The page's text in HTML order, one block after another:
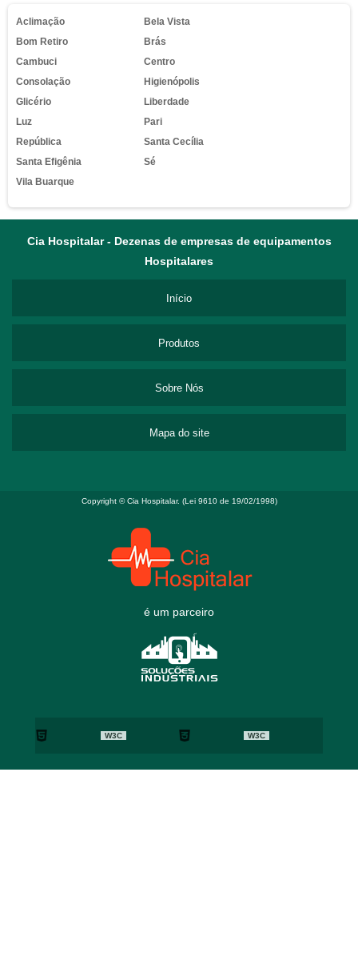
Aclimação
Bela Vista
Bom Retiro
Brás
Cambuci
Centro
Consolação
Higienópolis
Glicério
Liberdade
Luz
Pari
República
Santa Cecília
Santa Efigênia
Sé
Vila Buarque
Cia Hospitalar - Dezenas de empresas de equipamentos
Hospitalares
Início
Produtos
Sobre Nós
Mapa do site
Copyright © Cia Hospitalar. (Lei 9610 de 19/02/1998)
é um parceiro
W3C W3C